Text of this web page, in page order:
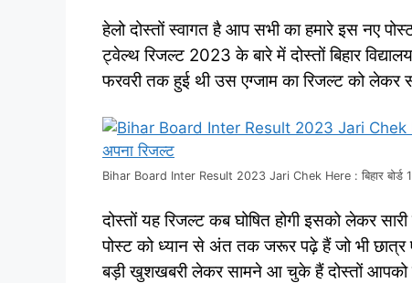
हेलो दोस्तों स्वागत है आप सभी का हमारे इस नए
ट्वेल्थ रिजल्ट 2023 के बारे में दोस्तों बिहार
फरवरी तक हुई थी उस एग्जाम का रिजल्ट को लेकर
Bihar Board Inter Result 2023 Jari Chek Here : बिहार बोर्ड
दोस्तों यह रिजल्ट कब घोषित होगी इसको लेकर
पोस्ट को ध्यान से अंत तक जरूर पढ़े हैं जो भी छात्र
बड़ी खुशखबरी लेकर सामने आ चुके हैं दोस्तों आपको